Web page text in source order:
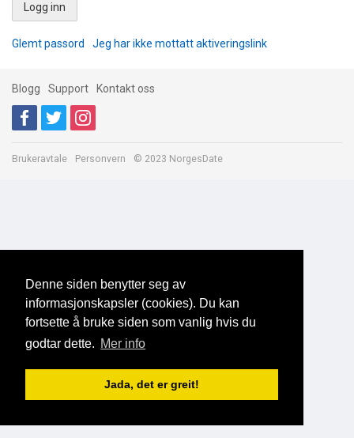
Denne siden benytter seg av
informasjonskapsler (cookies). Du kan
fortsette å bruke siden som vanlig hvis du
godtar dette. Mer info
Jada, det er greit!
Glemt passord Jeg har ikke mottatt aktiveringslink
Blogg Support Kontakt oss
Brukeravtale Personvern © 2023 NorgesDate